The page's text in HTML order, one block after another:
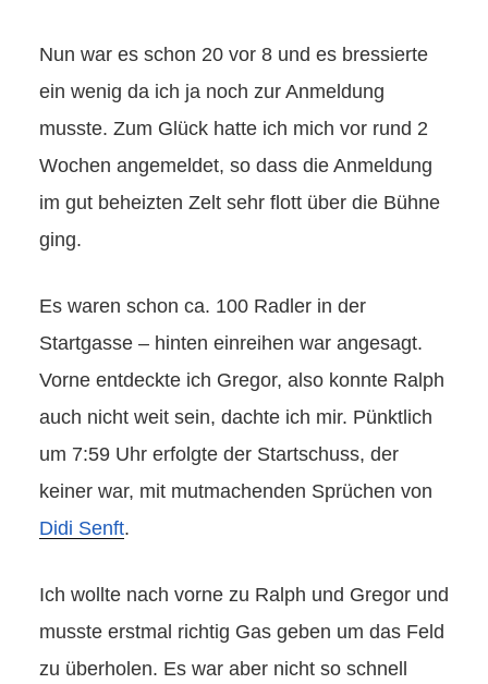
Nun war es schon 20 vor 8 und es bressierte
ein wenig da ich ja noch zur Anmeldung
musste. Zum Glück hatte ich mich vor rund 2
Wochen angemeldet, so dass die Anmeldung
im gut beheizten Zelt sehr flott über die Bühne
ging.
Es waren schon ca. 100 Radler in der
Startgasse – hinten einreihen war angesagt.
Vorne entdeckte ich Gregor, also konnte Ralph
auch nicht weit sein, dachte ich mir. Pünktlich
um 7:59 Uhr erfolgte der Startschuss, der
keiner war, mit mutmachenden Sprüchen von
Didi Senft.
Ich wollte nach vorne zu Ralph und Gregor und
musste erstmal richtig Gas geben um das Feld
zu überholen. Es war aber nicht so schnell